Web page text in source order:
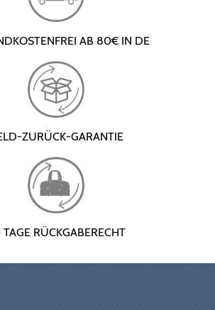
AB 80€ IN DE
ZURÜCK-GARANTIE
RÜCKGABERECHT